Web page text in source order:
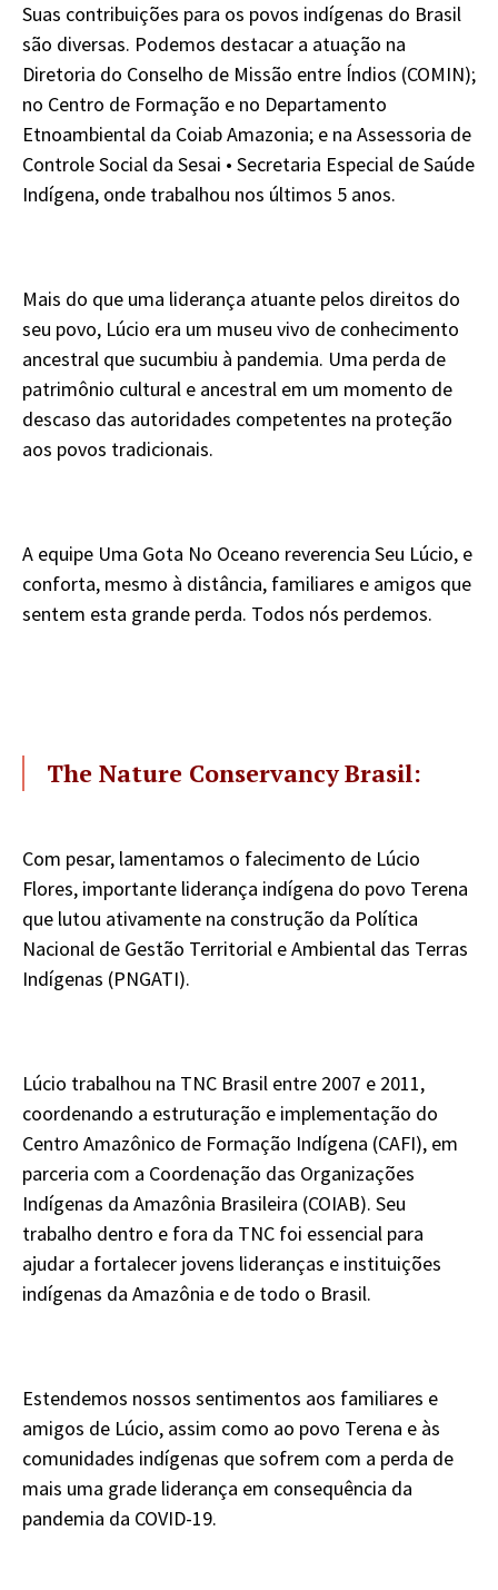
Suas contribuições para os povos indígenas do Brasil
são diversas. Podemos destacar a atuação na
Diretoria do Conselho de Missão entre Índios (COMIN);
no Centro de Formação e no Departamento
Etnoambiental da Coiab Amazonia; e na Assessoria de
Controle Social da Sesai • Secretaria Especial de Saúde
Indígena, onde trabalhou nos últimos 5 anos.
Mais do que uma liderança atuante pelos direitos do
seu povo, Lúcio era um museu vivo de conhecimento
ancestral que sucumbiu à pandemia. Uma perda de
patrimônio cultural e ancestral em um momento de
descaso das autoridades competentes na proteção
aos povos tradicionais.
A equipe Uma Gota No Oceano reverencia Seu Lúcio, e
conforta, mesmo à distância, familiares e amigos que
sentem esta grande perda. Todos nós perdemos.
The Nature Conservancy Brasil:
Com pesar, lamentamos o falecimento de Lúcio
Flores, importante liderança indígena do povo Terena
que lutou ativamente na construção da Política
Nacional de Gestão Territorial e Ambiental das Terras
Indígenas (PNGATI).
Lúcio trabalhou na TNC Brasil entre 2007 e 2011,
coordenando a estruturação e implementação do
Centro Amazônico de Formação Indígena (CAFI), em
parceria com a Coordenação das Organizações
Indígenas da Amazônia Brasileira (COIAB). Seu
trabalho dentro e fora da TNC foi essencial para
ajudar a fortalecer jovens lideranças e instituições
indígenas da Amazônia e de todo o Brasil.
Estendemos nossos sentimentos aos familiares e
amigos de Lúcio, assim como ao povo Terena e às
comunidades indígenas que sofrem com a perda de
mais uma grade liderança em consequência da
pandemia da COVID-19.